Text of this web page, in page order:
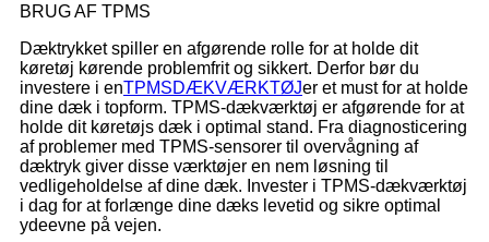
BRUG AF TPMS
Dæktrykket spiller en afgørende rolle for at holde dit
køretøj kørende problemfrit og sikkert. Derfor bør du
investere i enTPMSDÆKVÆRKTØJer et must for at holde
dine dæk i topform. TPMS-dækværktøj er afgørende for at
holde dit køretøjs dæk i optimal stand. Fra diagnosticering
af problemer med TPMS-sensorer til overvågning af
dæktryk giver disse værktøjer en nem løsning til
vedligeholdelse af dine dæk. Invester i TPMS-dækværktøj
i dag for at forlænge dine dæks levetid og sikre optimal
ydeevne på vejen.